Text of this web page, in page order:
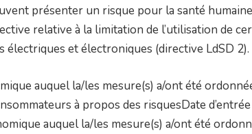
présenter un risque pour la santé
relative à la limitation de l’utilisation de
électriques et électroniques (directive LdSD 2).
auquel la/les mesure(s) a/ont été
à propos des risquesDate
auquel la/les mesure(s) a/ont été